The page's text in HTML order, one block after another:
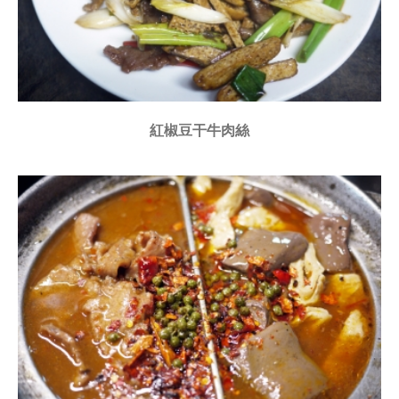
紅椒豆干牛肉絲